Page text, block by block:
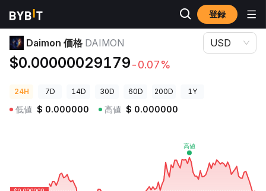
登録
暗号資産価格
Daimon 価格 DAIMON
$0.00000029179-0.07%
USD
24H 7D 14D 30D 60D 200D 1Y
低値 $ 0.000000 高値 $ 0.000000